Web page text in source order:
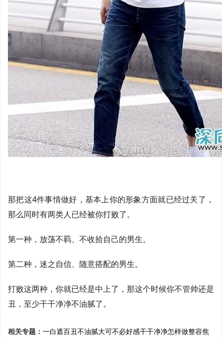
那把这4件事情做好，基本上你的形象方面就已经过关了，
那么同时有两类人已经被你打败了。
第一种，放荡不羁、不收拾自己的男生。
第二种，迷之自信、随意搭配的男生。
打败这两种，你就已经是中上了，那这个时候你不管帅还是
丑，至少干干净净不油腻了。
相关专题： 一白遮百丑不油腻大可不必好感干干净净怎样做整容焦